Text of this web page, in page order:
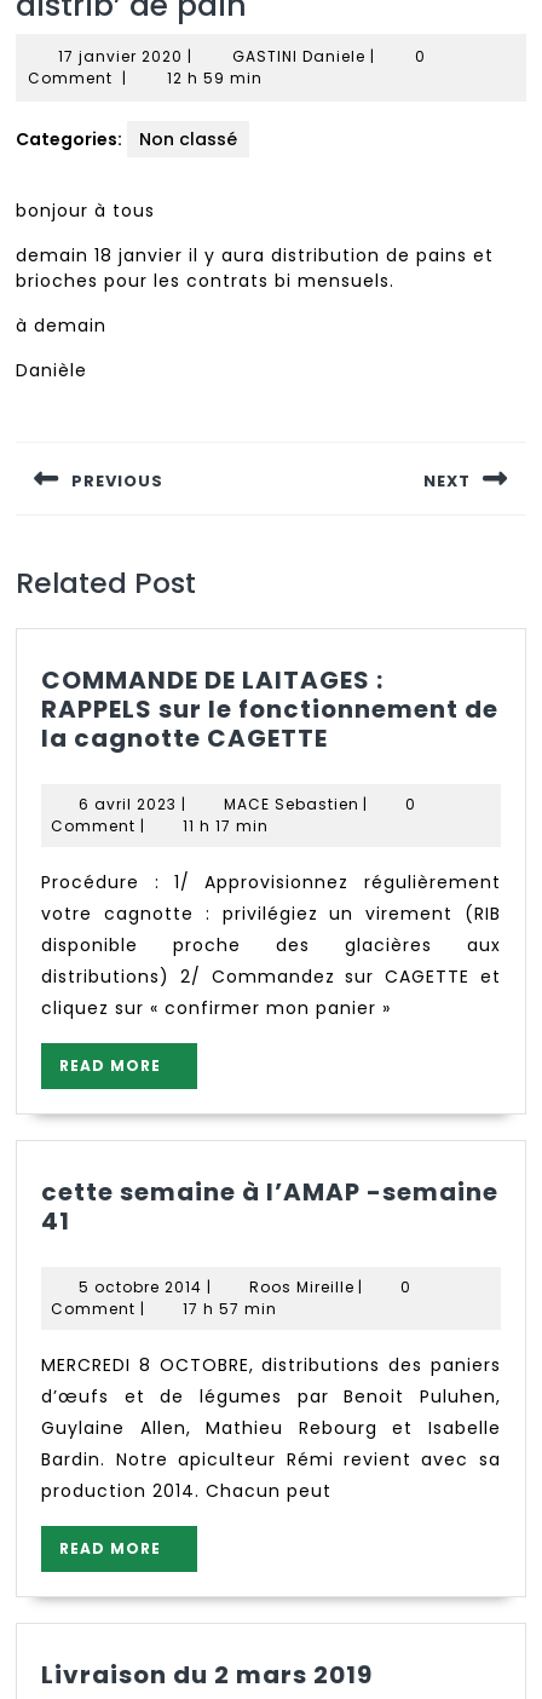
17 janvier 2020 17
janvier
| GASTINI Daniele GASTINI
|
0
Comment | 12 h 59 min
Categories: Non classé
bonjour à tous
demain 18 janvier il y aura distribution de pains et
brioches pour les contrats bi mensuels.
à demain
Danièle
l’article
PREVIOUS NEXT
Related Post
COMMANDE DE LAITAGES :
RAPPELS sur le fonctionnement de
la cagnotte CAGETTE
LAITAGES
sur
le
de
la
6 avril 2023 6
avril
| MACE Sebastien MACE
|
0
Comment | 11 h 17 min
Procédure : 1/ Approvisionnez régulièrement
votre cagnotte : privilégiez un virement (RIB
disponible proche des glacières aux
distributions) 2/ Commandez sur CAGETTE et
cliquez sur « confirmer mon panier »
READ MORE
MORE
cette semaine à l’AMAP -semaine
41
à
l’AMAP
semaine
41
5 octobre 2014 5
octobre
| Roos MireilleRoos
|
0
Comment | 17 h 57 min
MERCREDI 8 OCTOBRE, distributions des paniers
d’œufs et de légumes par Benoit Puluhen,
Guylaine Allen, Mathieu Rebourg et Isabelle
Bardin. Notre apiculteur Rémi revient avec sa
production 2014. Chacun peut
READ MORE
MORE
Livraison du 2 mars 2019